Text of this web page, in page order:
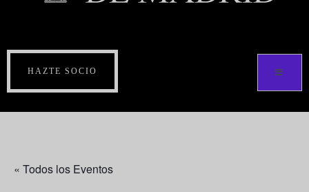
HAZTE SOCIO
« Todos los Eventos